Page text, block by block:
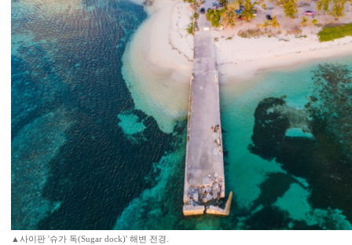
▲사이판 '슈가 독(Sugar dock)' 해변 전경.